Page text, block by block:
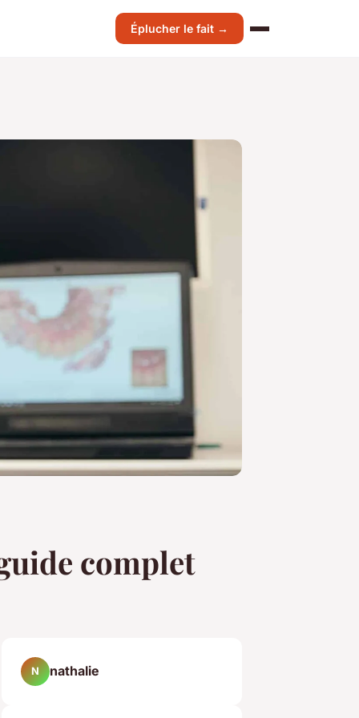
Éplucher le fait →
complet
N nathalie